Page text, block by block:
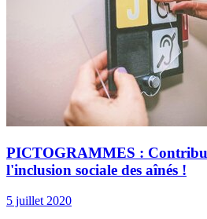
PICTOGRAMMES :
l'inclusion sociale des aînés !
5 juillet 2020